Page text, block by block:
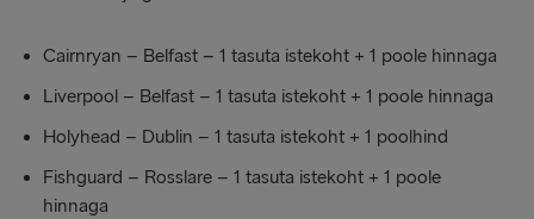
Cairnryan – Belfast – 1 tasuta istekoht + 1 poole hinnaga
Liverpool – Belfast – 1 tasuta istekoht + 1 poole hinnaga
Holyhead – Dublin – 1 tasuta istekoht + 1 poolhind
Fishguard – Rosslare – 1 tasuta istekoht + 1 poole
hinnaga